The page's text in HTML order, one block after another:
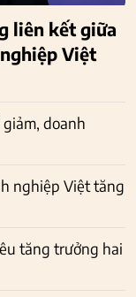
liên kết giữa
Việt
doanh
nghiệp Việt tăng
tăng trưởng hai